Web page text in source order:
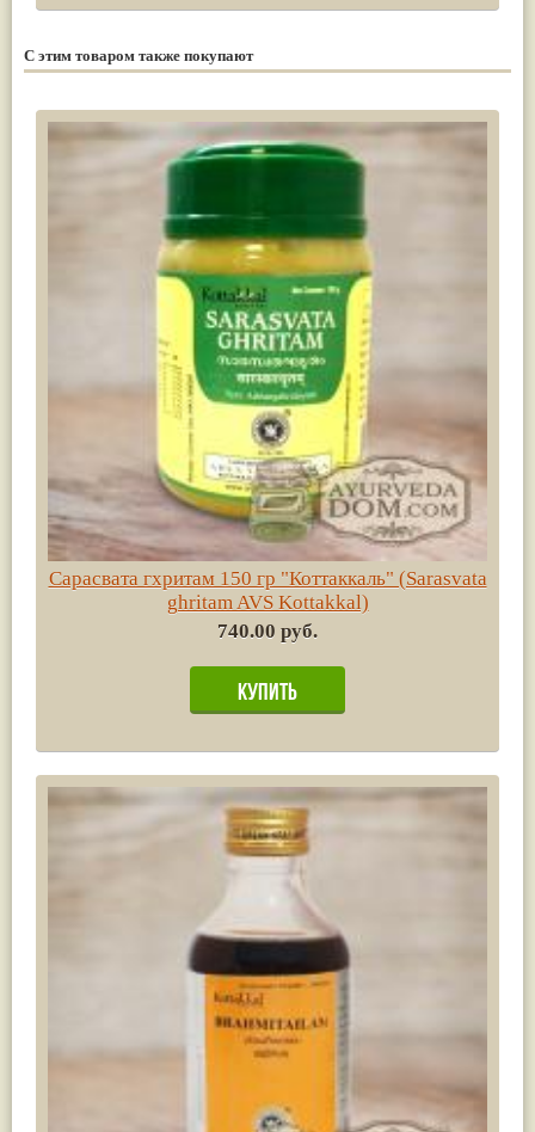
С этим товаром также покупают
Сарасвата гхритам 150 гр "Коттаккаль" (Sarasvata
ghritam AVS Kottakkal)
740.00 руб.